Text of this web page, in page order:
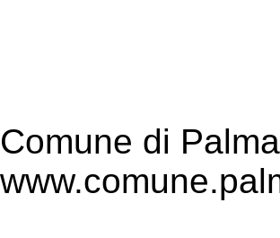
Comune di